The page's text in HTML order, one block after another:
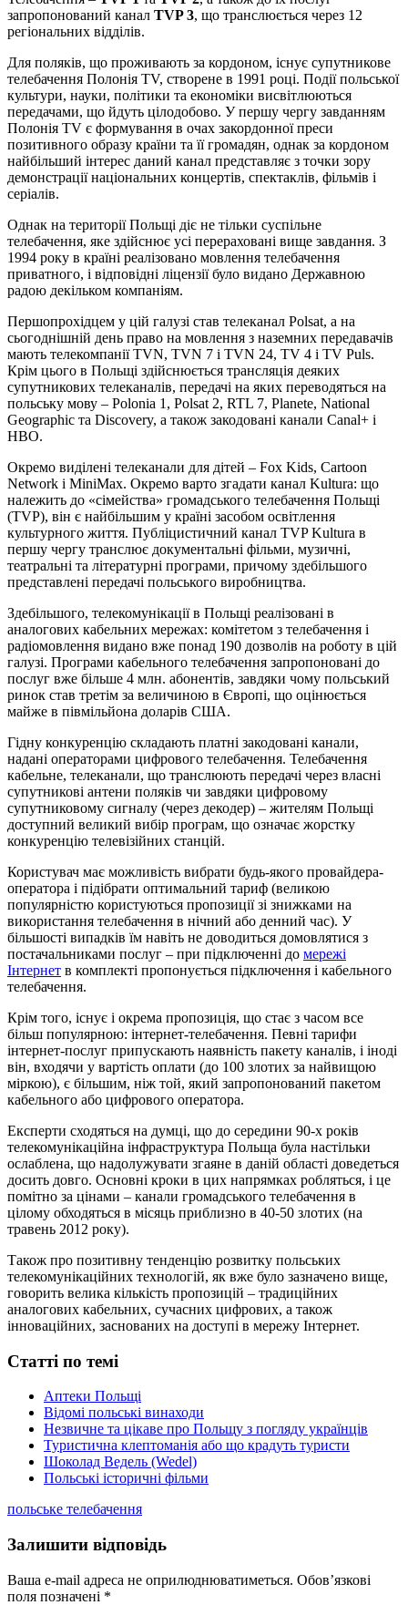
запропонований канал TVP 3, що транслюється через 12
регіональних відділів.
Для поляків, що проживають за кордоном, існує супутникове
телебачення Полонія TV, створене в 1991 році. Події польської
культури, науки, політики та економіки висвітлюються
передачами, що йдуть цілодобово. У першу чергу завданням
Полонія TV є формування в очах закордонної преси
позитивного образу країни та її громадян, однак за кордоном
найбільший інтерес даний канал представляє з точки зору
демонстрації національних концертів, спектаклів, фільмів і
серіалів.
Однак на території Польщі діє не тільки суспільне
телебачення, яке здійснює усі перераховані вище завдання. З
1994 року в країні реалізовано мовлення телебачення
приватного, і відповідні ліцензії було видано Державною
радою декільком компаніям.
Першопрохідцем у цій галузі став телеканал Polsat, а на
сьогоднішній день право на мовлення з наземних передавачів
мають телекомпанії TVN, TVN 7 і TVN 24, TV 4 і TV Puls.
Крім цього в Польщі здійснюється трансляція деяких
супутникових телеканалів, передачі на яких переводяться на
польську мову – Polonia 1, Polsat 2, RTL 7, Planete, National
Geographic та Discovery, а також закодовані канали Canal+ і
HBO.
Окремо виділені телеканали для дітей – Fox Kids, Cartoon
Network і MiniMax. Окремо варто згадати канал Kultura: що
належить до «сімейства» громадського телебачення Польщі
(TVP), він є найбільшим у країні засобом освітлення
культурного життя. Публіцистичний канал TVP Kultura в
першу чергу транслює документальні фільми, музичні,
театральні та літературні програми, причому здебільшого
представлені передачі польського виробництва.
Здебільшого, телекомунікації в Польщі реалізовані в
аналогових кабельних мережах: комітетом з телебачення і
радіомовлення видано вже понад 190 дозволів на роботу в цій
галузі. Програми кабельного телебачення запропоновані до
послуг вже більше 4 млн. абонентів, завдяки чому польський
ринок став третім за величиною в Європі, що оцінюється
майже в півмільйона доларів США.
Гідну конкуренцію складають платні закодовані канали,
надані операторами цифрового телебачення. Телебачення
кабельне, телеканали, що транслюють передачі через власні
супутникові антени поляків чи завдяки цифровому
супутниковому сигналу (через декодер) – жителям Польщі
доступний великий вибір програм, що означає жорстку
конкуренцію телевізійних станцій.
Користувач має можливість вибрати будь-якого провайдера-
оператора і підібрати оптимальний тариф (великою
популярністю користуються пропозиції зі знижками на
використання телебачення в нічний або денний час). У
більшості випадків їм навіть не доводиться домовлятися з
постачальниками послуг – при підключенні до мережі
Інтернет в комплекті пропонується підключення і кабельного
телебачення.
Крім того, існує і окрема пропозиція, що стає з часом все
більш популярною: інтернет-телебачення. Певні тарифи
інтернет-послуг припускають наявність пакету каналів, і іноді
він, входячи у вартість оплати (до 100 злотих за найвищою
міркою), є більшим, ніж той, який запропонований пакетом
кабельного або цифрового оператора.
Експерти сходяться на думці, що до середини 90-х років
телекомунікаційна інфраструктура Польща була настільки
ослаблена, що надолужувати згаяне в даній області доведеться
досить довго. Основні кроки в цих напрямках робляться, і це
помітно за цінами – канали громадського телебачення в
цілому обходяться в місяць приблизно в 40-50 злотих (на
травень 2012 року).
Також про позитивну тенденцію розвитку польських
телекомунікаційних технологій, як вже було зазначено вище,
говорить велика кількість пропозицій – традиційних
аналогових кабельних, сучасних цифрових, а також
інноваційних, заснованих на доступі в мережу Інтернет.
Статті по темі
Аптеки Польщі
Відомі польські винаходи
Незвичне та цікаве про Польщу з погляду українців
Туристична клептоманія або що крадуть туристи
Шоколад Ведель (Wedel)
Польські історичні фільми
польське телебачення
Залишити відповідь
Ваша e-mail адреса не оприлюднюватиметься. Обов’язкові
поля позначені *